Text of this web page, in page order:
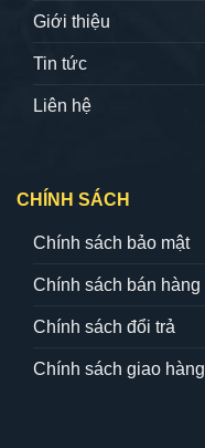
Giới thiệu
Tin tức
Liên hệ
CHÍNH SÁCH
Chính sách bảo mật
Chính sách bán hàng
Chính sách đổi trả
Chính sách giao hàng